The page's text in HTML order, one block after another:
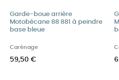
Garde-boue arrière
Motobécane 88 881 à peindre
base bleue
Carénage
59,50 €